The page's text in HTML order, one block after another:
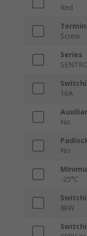
Red
Screw
Series
16A
No
No
-25°C
8kW